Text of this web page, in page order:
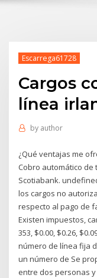
Escarrega61728
Cargos
línea
by author
¿Qué ventajas me
Cobro automático de
Scotiabank.
los cargos no
respecto al pago de
Existen impuestos,
353, $0.00, $0.26,
número de línea fija
un número de Se
entre dos personas